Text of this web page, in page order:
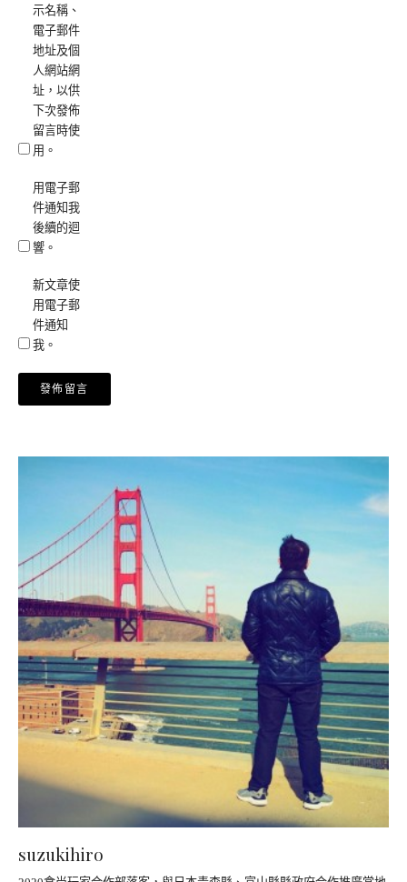
示名稱、
電子郵件
地址及個
人網站網
址，以供
下次發佈
留言時使
用。
用電子郵
件通知我
後續的迴
響。
新文章使
用電子郵
件通知
我。
suzukihiro